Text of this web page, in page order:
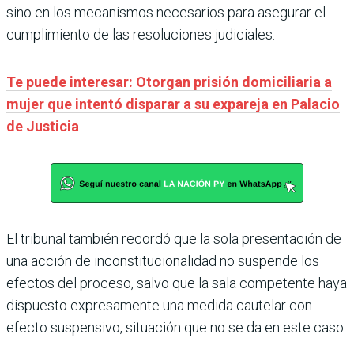
sino en los mecanismos necesarios para asegurar el
cumplimiento de las resoluciones judiciales.
Te puede interesar: Otorgan prisión domiciliaria a
mujer que intentó disparar a su expareja en Palacio
de Justicia
El tribunal también recordó que la sola presentación de
una acción de inconstitucionalidad no suspende los
efectos del proceso, salvo que la sala competente haya
dispuesto expresamente una medida cautelar con
efecto suspensivo, situación que no se da en este caso.